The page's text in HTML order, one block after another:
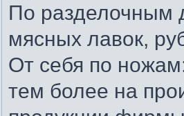
По разделочным
мясных лавок,
От себя по
тем более на